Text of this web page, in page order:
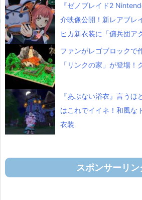
『ゼノブレイド2
介映像公開！新レアブレ
ヒカ新衣装に「傭兵団ア
ファンがレゴブロックで
「リンクの家」が登場！
『あぶない浴衣』言う
はこれでイイネ！和風な
衣装
スポンサーリン